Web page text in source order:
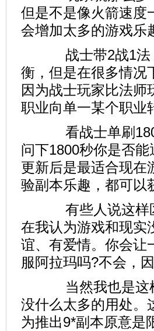
但是不是像火箭速度
会增加太多的游戏乐
战士带2战1法
衡，但是在很多情况
因为战士玩家比法师
职业向单一某个职业
看战士单刷
问下1800秒你是否
更新后是最适合现在
验副本乐趣，都可以
有些人说这样
在我认为游戏和现实
谊、有爱情。你会让
服阿拉玛吗?不会，
当然我也是这
没什么太多的用处。
为推出9*副本原意是